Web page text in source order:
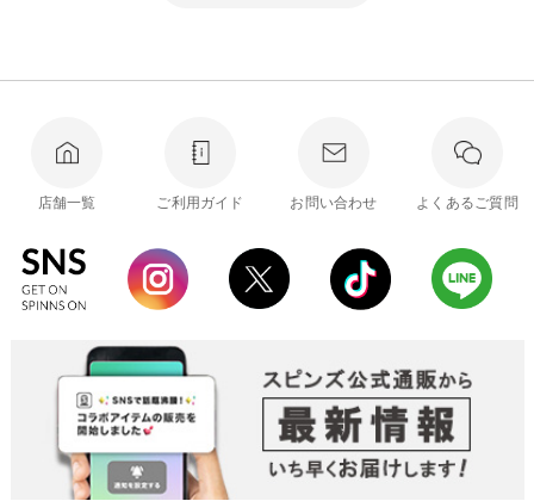
店舗一覧 ご利用ガイド お問い合わせ よくあるご質問